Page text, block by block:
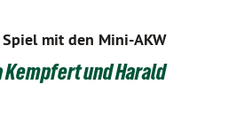
mit den Mini-AKW
und Harald